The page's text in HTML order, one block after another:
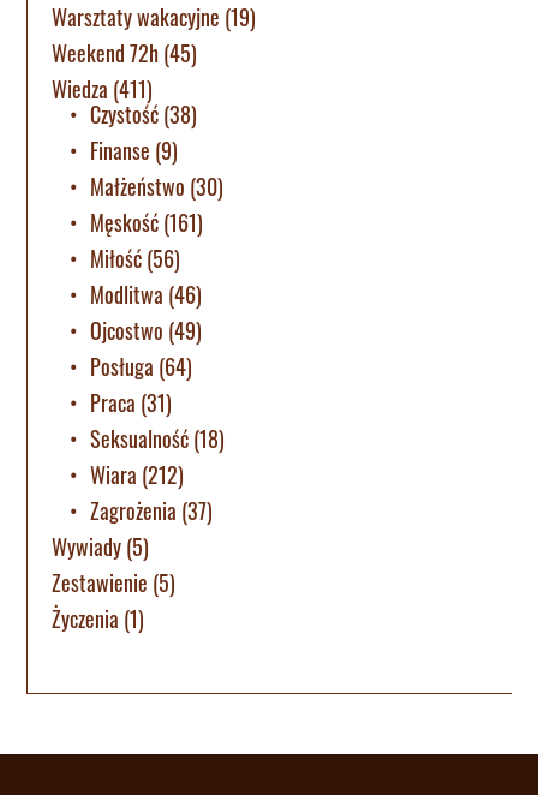
Warsztaty wakacyjne (19)
Weekend 72h(45)
Wiedza (411)
Czystość(38)
Finanse (9)
Małżeństwo (30)
Męskość(161)
Miłość(56)
Modlitwa (46)
Ojcostwo (49)
Posługa (64)
Praca (31)
Seksualność(18)
Wiara (212)
Zagrożenia (37)
Wywiady(5)
Zestawienie (5)
Życzenia (1)